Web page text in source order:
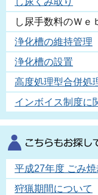
し尿手数料のＷｅ
浄化槽の維持管理
浄化槽の設置
高度処理型合併処
インボイス制度に
平成27年度 ごみ
狩猟期間について